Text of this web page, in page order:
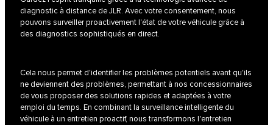
diagnostic à distance de JLR. Avec votre consentement, nous
pouvons surveiller proactivement l'état de votre véhicule grâce à
des diagnostics sophistiqués en direct.
Cela nous permet d'identifier les problèmes potentiels avant qu'ils
ne deviennent des problèmes, permettant à nos concessionnaires
de vous proposer des solutions rapides et adaptées à votre
emploi du temps. En combinant la surveillance intelligente du
véhicule à un entretien proactif, nous transformons l'entretien